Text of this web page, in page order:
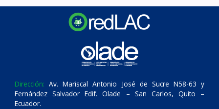
Dirección: Av. Mariscal Antonio José de Sucre N58-63 y
Fernández Salvador Edif. Olade – San Carlos, Quito –
Ecuador.